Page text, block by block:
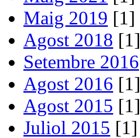
Maig 2019 [1]
Agost 2018 [1]
Setembre 2016
Agost 2016 [1]
Agost 2015 [1]
Juliol 2015 [1]